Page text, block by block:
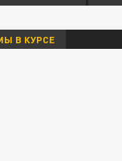
В КУРСЕ